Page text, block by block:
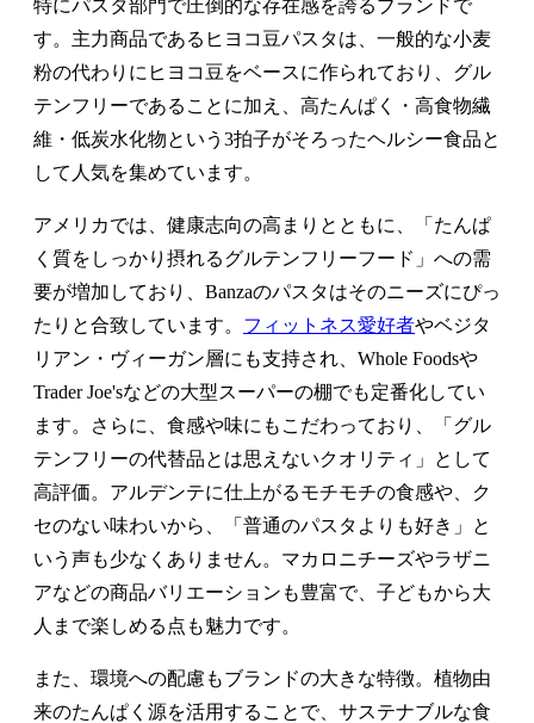
特にパスタ部門で圧倒的な存在感を誇るブランドで
す。主力商品であるヒヨコ豆パスタは、一般的な小麦
粉の代わりにヒヨコ豆をベースに作られており、グル
テンフリーであることに加え、高たんぱく・高食物繊
維・低炭水化物という3拍子がそろったヘルシー食品と
して人気を集めています。
アメリカでは、健康志向の高まりとともに、「たんぱ
く質をしっかり摂れるグルテンフリーフード」への需
要が増加しており、Banzaのパスタはそのニーズにぴっ
たりと合致しています。 フィットネス愛好者やベジタ
リアン・ヴィーガン層にも支持され、Whole Foodsや
Trader Joe'sなどの大型スーパーの棚でも定番化してい
ます。さらに、食感や味にもこだわっており、「グル
テンフリーの代替品とは思えないクオリティ」として
高評価。アルデンテに仕上がるモチモチの食感や、ク
セのない味わいから、「普通のパスタよりも好き」と
いう声も少なくありません。マカロニチーズやラザニ
アなどの商品バリエーションも豊富で、子どもから大
人まで楽しめる点も魅力です。
また、環境への配慮もブランドの大きな特徴。植物由
来のたんぱく源を活用することで、サステナブルな食